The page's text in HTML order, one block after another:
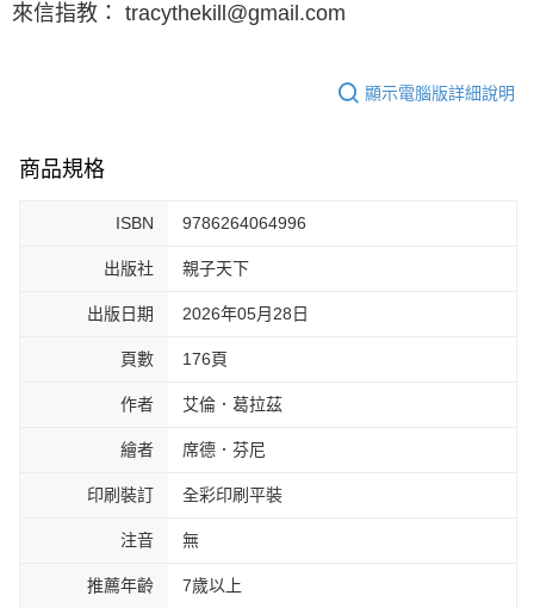
來信指教： tracythekill@gmail.com
顯示電腦版詳細說明
商品規格
ISBN 9786264064996
出版社 親子天下
出版日期 2026年05月28日
頁數 176頁
作者 艾倫．葛拉茲
繪者 席德．芬尼
印刷裝訂 全彩印刷平裝
注音 無
推薦年齡 7歲以上